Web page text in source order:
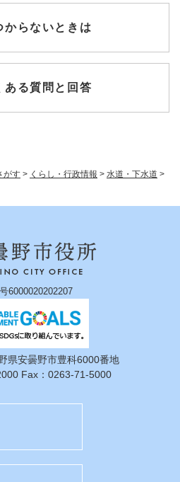
がす > くらし・行政情報 > 水道・下水道 >
からないときは
ある質問と回答
6000020202207
安曇野市豊科6000番地
Fax：0263-71-5000